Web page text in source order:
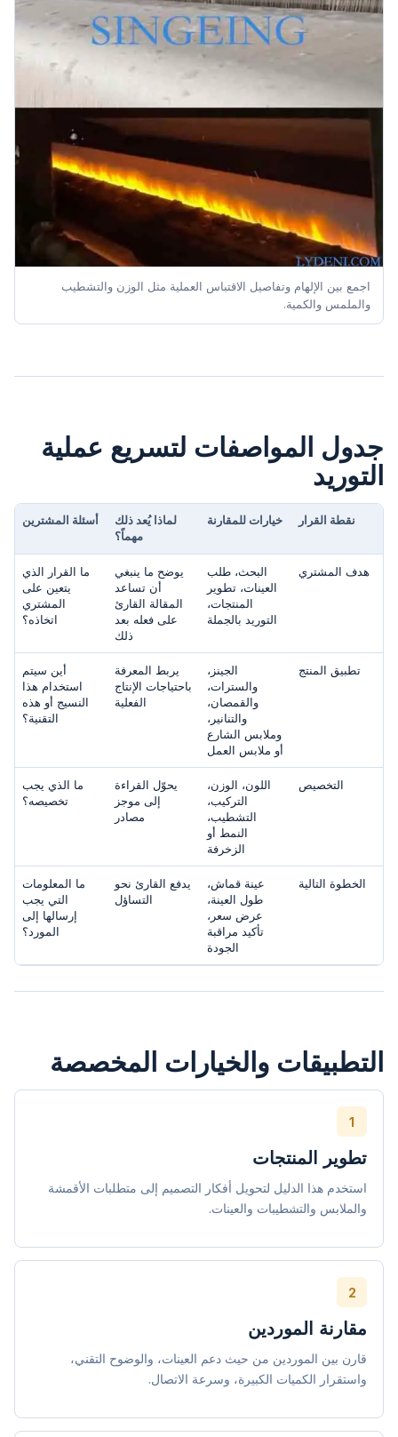
اجمع بين الإلهام وتفاصيل الاقتباس العملية مثل الوزن والتشطيب
والملمس والكمية.
جدول المواصفات لتسريع عملية
التوريد
نقطة القرار خيارات للمقارنة
لماذا يُعد ذلك
مهماً؟
أسئلة المشترين
هدف المشتري
البحث، طلب
العينات، تطوير
المنتجات،
التوريد بالجملة
يوضح ما ينبغي
أن تساعد
المقالة القارئ
على فعله بعد
ذلك
ما القرار الذي
يتعين على
المشتري
اتخاذه؟
تطبيق المنتج
الجينز،
والسترات،
والقمصان،
والتنانير،
وملابس الشارع
أو ملابس العمل
يربط المعرفة
باحتياجات الإنتاج
الفعلية
أين سيتم
استخدام هذا
النسيج أو هذه
التقنية؟
التخصيص
اللون، الوزن،
التركيب،
التشطيب،
النمط أو
الزخرفة
يحوّل القراءة
إلى موجز
مصادر
ما الذي يجب
تخصيصه؟
الخطوة التالية
عينة قماش،
طول العينة،
عرض سعر،
تأكيد مراقبة
الجودة
يدفع القارئ نحو
التساؤل
ما المعلومات
التي يجب
إرسالها إلى
المورد؟
التطبيقات والخيارات المخصصة
1
تطوير المنتجات
استخدم هذا الدليل لتحويل أفكار التصميم إلى متطلبات الأقمشة
والملابس والتشطيبات والعينات.
2
مقارنة الموردين
قارن بين الموردين من حيث دعم العينات، والوضوح التقني،
واستقرار الكميات الكبيرة، وسرعة الاتصال.